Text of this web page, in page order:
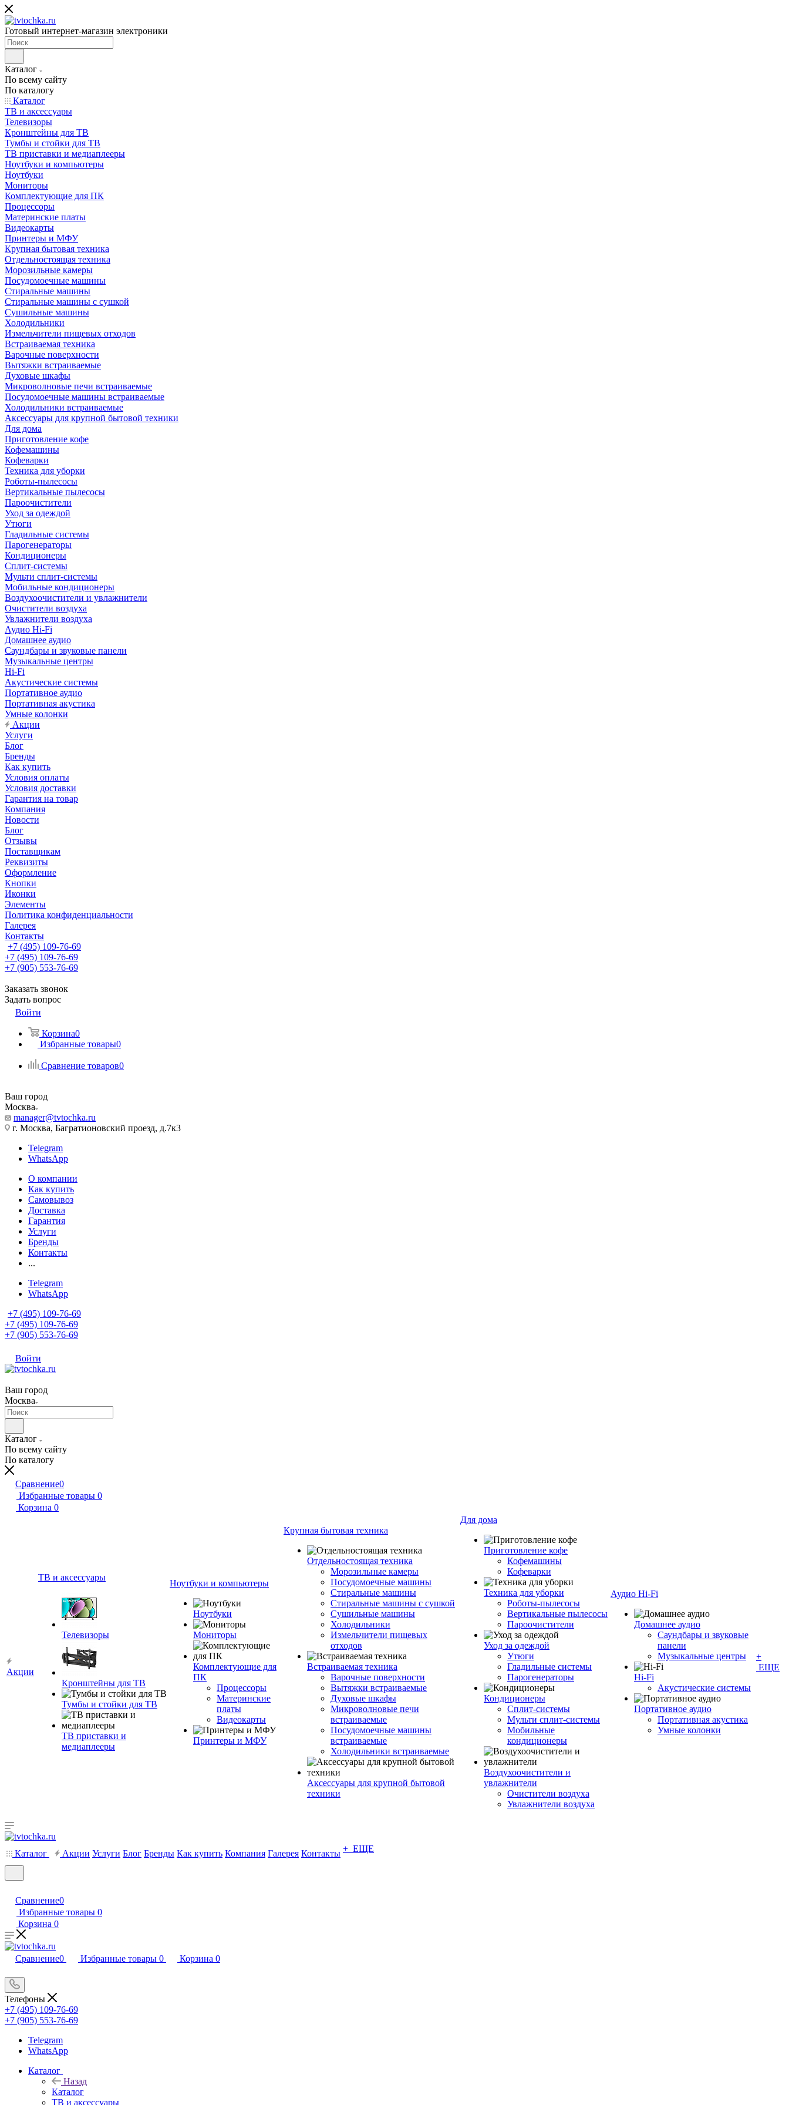
Готовый интернет-магазин электроники
Каталог
По всему сайту
По каталогу
Каталог
ТВ и аксессуары
Телевизоры
Кронштейны для ТВ
Тумбы и стойки для ТВ
ТВ приставки и медиаплееры
Ноутбуки и компьютеры
Ноутбуки
Мониторы
Комплектующие для ПК
Процессоры
Материнские платы
Видеокарты
Принтеры и МФУ
Крупная бытовая техника
Отдельностоящая техника
Морозильные камеры
Посудомоечные машины
Стиральные машины
Стиральные машины с сушкой
Сушильные машины
Холодильники
Измельчители пищевых отходов
Встраиваемая техника
Варочные поверхности
Вытяжки встраиваемые
Духовые шкафы
Микроволновые печи встраиваемые
Посудомоечные машины встраиваемые
Холодильники встраиваемые
Аксессуары для крупной бытовой техники
Для дома
Приготовление кофе
Кофемашины
Кофеварки
Техника для уборки
Роботы-пылесосы
Вертикальные пылесосы
Пароочистители
Уход за одеждой
Утюги
Гладильные системы
Парогенераторы
Кондиционеры
Сплит-системы
Мульти сплит-системы
Мобильные кондиционеры
Воздухоочистители и увлажнители
Очистители воздуха
Увлажнители воздуха
Аудио Hi-Fi
Домашнее аудио
Саундбары и звуковые панели
Музыкальные центры
Hi-Fi
Акустические системы
Портативное аудио
Портативная акустика
Умные колонки
Акции
Услуги
Блог
Бренды
Как купить
Условия оплаты
Условия доставки
Гарантия на товар
Компания
Новости
Блог
Отзывы
Поставщикам
Реквизиты
Оформление
Кнопки
Иконки
Элементы
Политика конфиденциальности
Галерея
Контакты
+7 (495) 109-76-69
+7 (495) 109-76-69
+7 (905) 553-76-69
Заказать звонок
Задать вопрос
Войти
Корзина0
Избранные товары0
Сравнение товаров0
Ваш город
Москва
manager@tvtochka.ru
г. Москва, Багратионовский проезд, д.7к3
Telegram
WhatsApp
О компании
Как купить
Самовывоз
Доставка
Гарантия
Услуги
Бренды
Контакты
...
Telegram
WhatsApp
+7 (495) 109-76-69
+7 (495) 109-76-69
+7 (905) 553-76-69
Войти
Ваш город
Москва
Каталог
По всему сайту
По каталогу
Сравнение0
Избранные товары 0
Корзина 0
Акции
ТВ и аксессуары
Телевизоры
Кронштейны для ТВ
Тумбы и стойки для ТВ
ТВ приставки и
медиаплееры
Ноутбуки и компьютеры
Ноутбуки
Мониторы
Комплектующие для
ПК
Процессоры
Материнские
платы
Видеокарты
Принтеры и МФУ
Крупная бытовая техника
Отдельностоящая техника
Морозильные камеры
Посудомоечные машины
Стиральные машины
Стиральные машины с сушкой
Сушильные машины
Холодильники
Измельчители пищевых
отходов
Встраиваемая техника
Варочные поверхности
Вытяжки встраиваемые
Духовые шкафы
Микроволновые печи
встраиваемые
Посудомоечные машины
встраиваемые
Холодильники встраиваемые
Аксессуары для крупной бытовой
техники
Для дома
Приготовление кофе
Кофемашины
Кофеварки
Техника для уборки
Роботы-пылесосы
Вертикальные пылесосы
Пароочистители
Уход за одеждой
Утюги
Гладильные системы
Парогенераторы
Кондиционеры
Сплит-системы
Мульти сплит-системы
Мобильные
кондиционеры
Воздухоочистители и
увлажнители
Очистители воздуха
Увлажнители воздуха
Аудио Hi-Fi
Домашнее аудио
Саундбары и звуковые
панели
Музыкальные центры
Hi-Fi
Акустические системы
Портативное аудио
Портативная акустика
Умные колонки
+
ЕЩЕ
Каталог Акции Услуги Блог Бренды Как купить Компания Галерея Контакты + ЕЩЕ
Сравнение0
Избранные товары 0
Корзина 0
Сравнение0 Избранные товары 0 Корзина 0
Телефоны
+7 (495) 109-76-69
+7 (905) 553-76-69
Telegram
WhatsApp
Каталог
Назад
Каталог
ТВ и аксессуары